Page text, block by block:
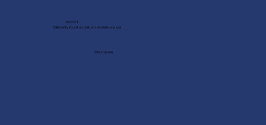
KOSZT
Całkowity koszt udziału w szkoleniu wynosi
590 zł (6 dni)